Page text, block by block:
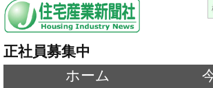
正社員募集中
ホーム